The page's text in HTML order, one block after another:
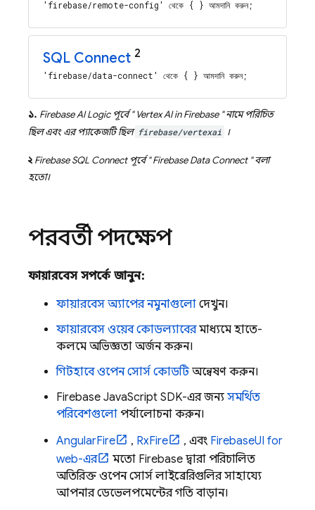
'firebase/remote-config' থেকে { } আমদানি করুন;
SQL Connect 2
'firebase/data-connect' থেকে { } আমদানি করুন;
১. Firebase AI Logicপূর্বে "Vertex AI in Firebase" নামে পরিচিত
ছিল এবং এর প্যাকেজটি ছিল firebase/vertexai ।
২ Firebase SQL Connectপূর্বে "Firebase Data Connect" বলা
হতো।
পরবর্তী পদক্ষেপ
ফায়ারবেস সম্পর্কে জানুন:
ফায়ারবেস অ্যাপের নমুনাগুলো দেখুন।
ফায়ারবেস ওয়েব কোডল্যাবেরমাধ্যমে হাতে-
কলমে অভিজ্ঞতা অর্জন করুন।
গিটহাবে ওপেন সোর্স কোডটিঅন্বেষণ করুন।
Firebase JavaScript SDK-এর জন্য সমর্থিত
পরিবেশগুলো পর্যালোচনা করুন।
AngularFire
, RxFire , এবং FirebaseUI for
web-এর
মতো Firebase দ্বারা পরিচালিত
অতিরিক্ত ওপেন সোর্স লাইব্রেরিগুলির সাহায্যে
আপনার ডেভেলপমেন্টের গতি বাড়ান।